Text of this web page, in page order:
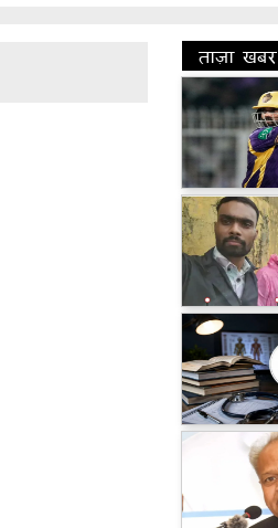
ताज़ा खबर